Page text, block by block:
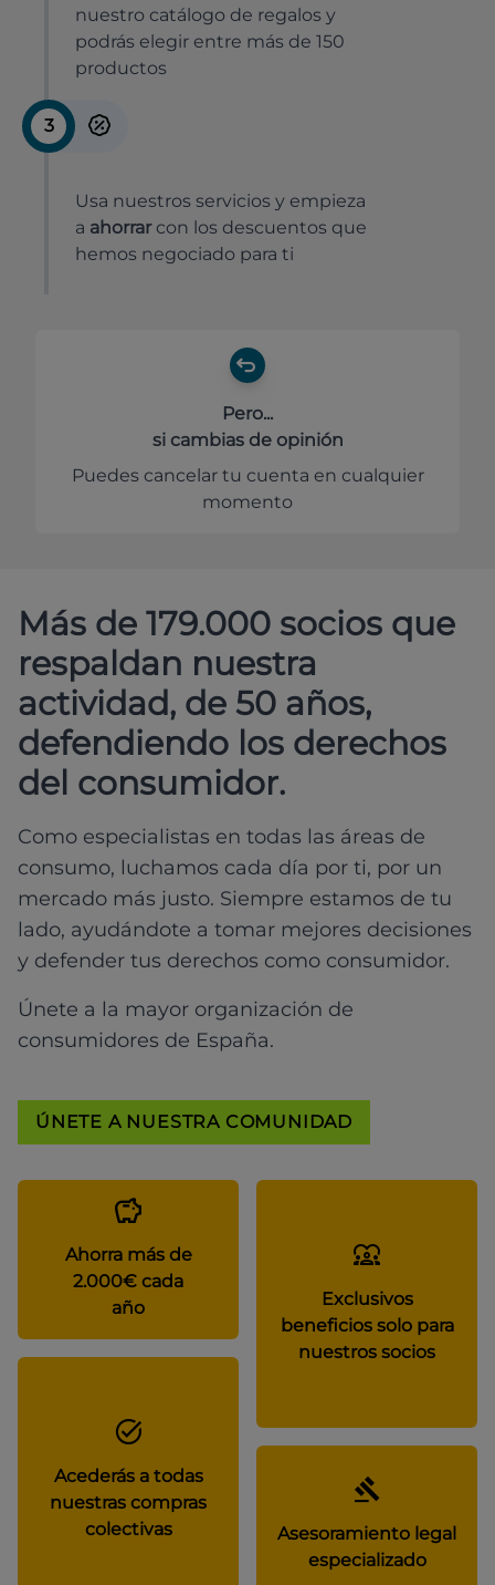
nuestro catálogo de regalos y
podrás elegir entre más de 150
productos
3
Usa nuestros servicios y empieza
a ahorrar con los descuentos que
hemos negociado para ti
Pero...
si cambias de opinión
Puedes cancelar tu cuenta en cualquier
momento
Más de 179.000 socios que
respaldan nuestra
actividad, de 50 años,
defendiendo los derechos
del consumidor.
Como especialistas en todas las áreas de
consumo, luchamos cada día por ti, por un
mercado más justo. Siempre estamos de tu
lado, ayudándote a tomar mejores decisiones
y defender tus derechos como consumidor.
Únete a la mayor organización de
consumidores de España.
ÚNETE A NUESTRA COMUNIDAD
Ahorra más de
2.000€ cada
año
Exclusivos
beneficios solo para
nuestros socios
Acederás a todas
nuestras compras
colectivas
Asesoramiento legal
especializado